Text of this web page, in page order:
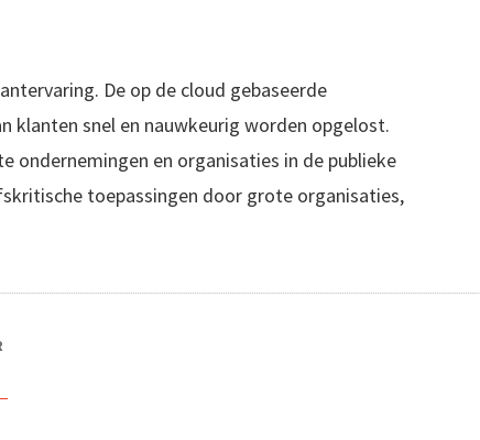
De op de cloud gebaseerde
klanten snel en nauwkeurig worden opgelost.
ondernemingen en organisaties in de publieke
toepassingen door grote organisaties,